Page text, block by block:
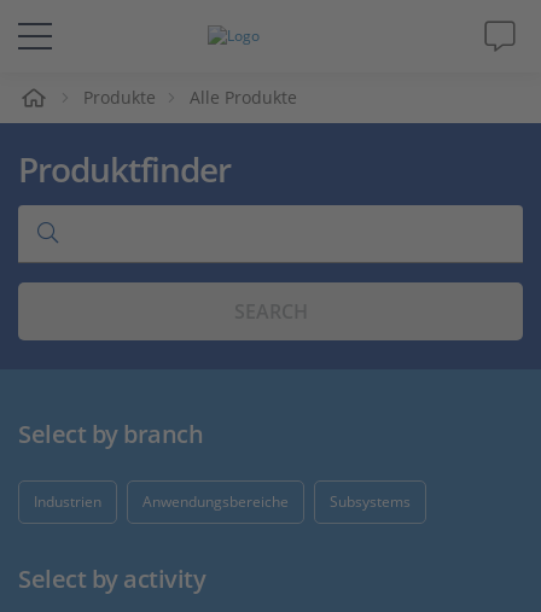
Lösungen & Produkte
Support
Videos
Karriere
Produkte Alle Produkte
Produktfinder
Select by branch
Industrien Anwendungsbereiche Subsystems
Select by activity